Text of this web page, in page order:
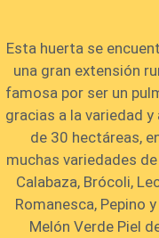
Esta huerta se
una gran extensión
famosa por ser un
gracias a la variedad
de 30 hectáreas,
muchas variedades
Calabaza, Brócoli,
Romanesca, Pepino
Melón Verde Piel